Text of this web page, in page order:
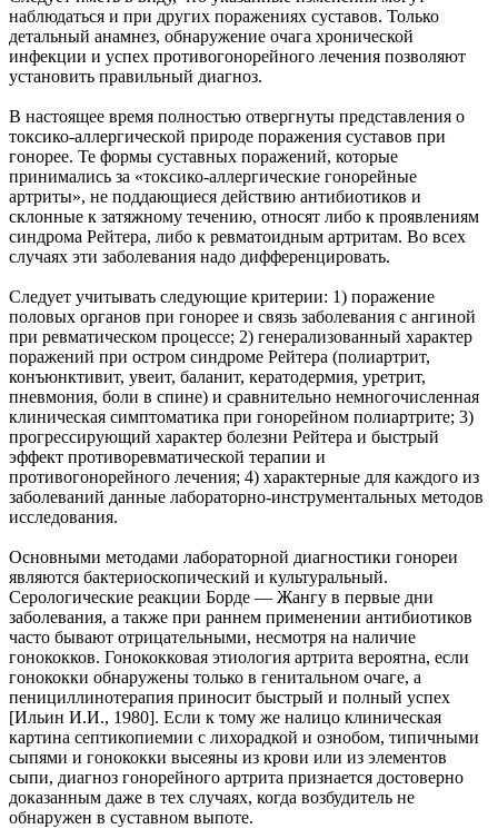
наблюдаться и при других поражениях суставов. Только
детальный анамнез, обнаружение очага хронической
инфекции и успех противогонорейного лечения позволяют
установить правильный диагноз.
В настоящее время полностью отвергнуты представления о
токсико-аллергической природе поражения суставов при
гонорее. Те формы суставных поражений, которые
принимались за «токсико-аллергические гонорейные
артриты», не поддающиеся действию антибиотиков и
склонные к затяжному течению, относят либо к проявлениям
синдрома Рейтера, либо к ревматоидным артритам. Во всех
случаях эти заболевания надо дифференцировать.
Следует учитывать следующие критерии: 1) поражение
половых органов при гонорее и связь заболевания с ангиной
при ревматическом процессе; 2) генерализованный характер
поражений при остром синдроме Рейтера (полиартрит,
конъюнктивит, увеит, баланит, кератодермия, уретрит,
пневмония, боли в спине) и сравнительно немногочисленная
клиническая симптоматика при гонорейном полиартрите; 3)
прогрессирующий характер болезни Рейтера и быстрый
эффект противоревматической терапии и
противогонорейного лечения; 4) характерные для каждого из
заболеваний данные лабораторно-инструментальных методов
исследования.
Основными методами лабораторной диагностики гонореи
являются бактериоскопический и культуральный.
Серологические реакции Борде — Жангу в первые дни
заболевания, а также при раннем применении антибиотиков
часто бывают отрицательными, несмотря на наличие
гонококков. Гонококковая этиология артрита вероятна, если
гонококки обнаружены только в генитальном очаге, а
пенициллинотерапия приносит быстрый и полный успех
[Ильин И.И., 1980]. Если к тому же налицо клиническая
картина септикопиемии с лихорадкой и ознобом, типичными
сыпями и гонококки высеяны из крови или из элементов
сыпи, диагноз гонорейного артрита признается достоверно
доказанным даже в тех случаях, когда возбудитель не
обнаружен в суставном выпоте.